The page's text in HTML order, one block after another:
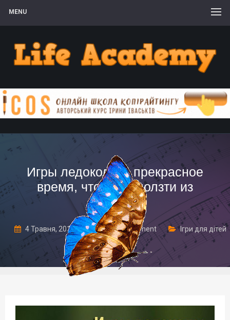
MENU
Игры ледоколы – прекрасное
время, чтобы выползти из
ракушки!
4 Травня, 2017 Leave a comment
Ігри для дітей
та дорослих